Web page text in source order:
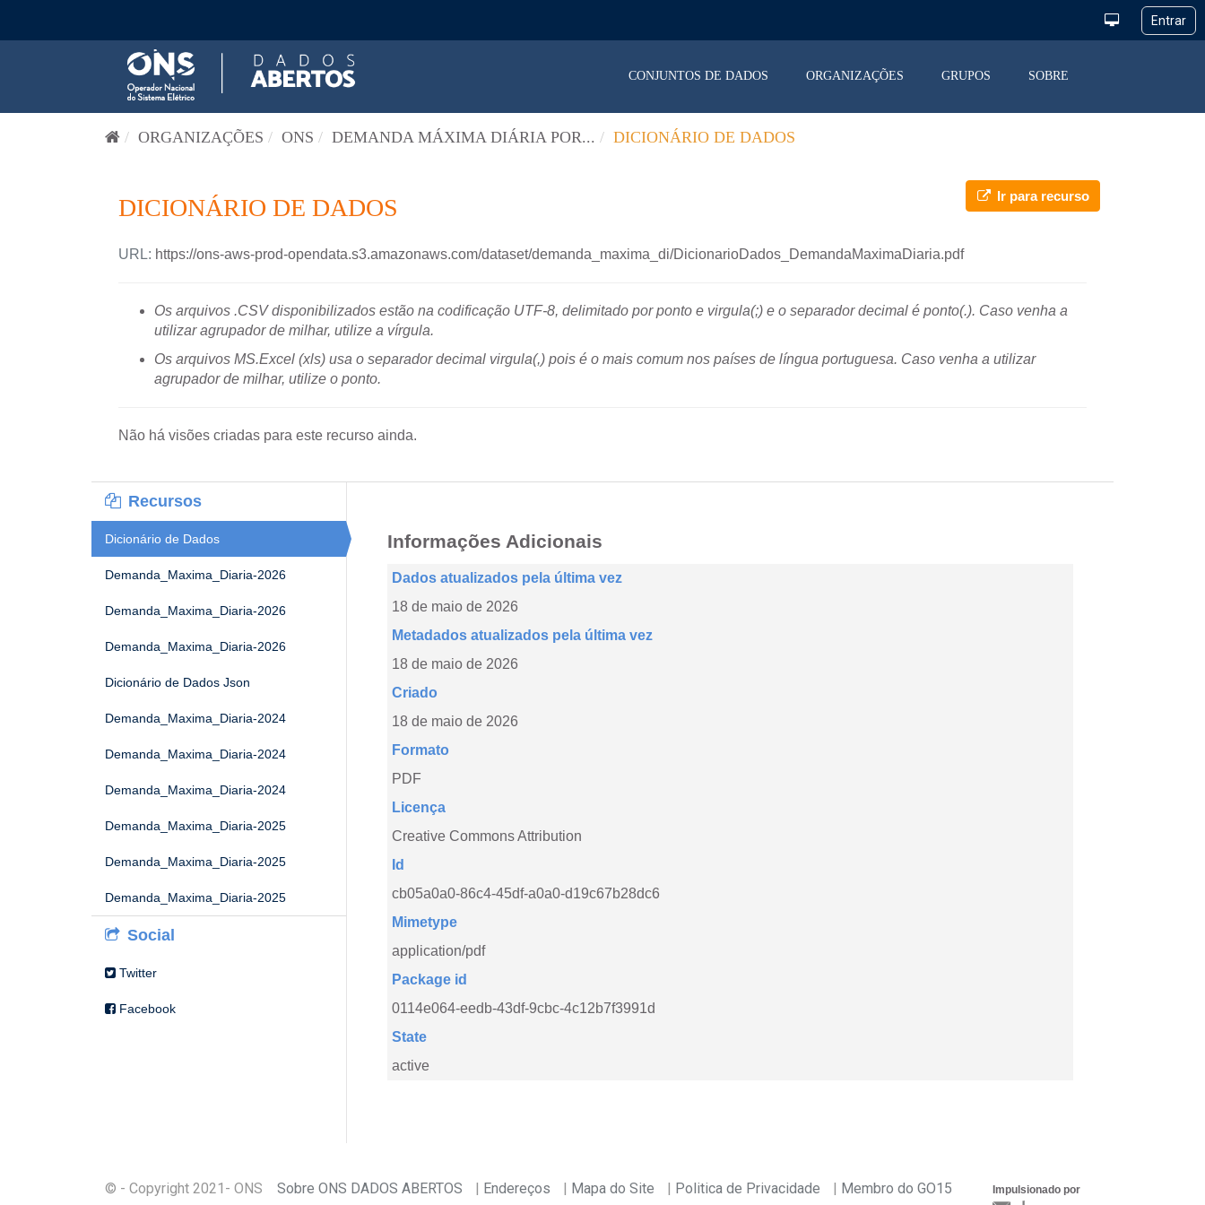
CONJUNTOS DE DADOS ORGANIZAÇÕES GRUPOS SOBRE
ORGANIZAÇÕES ONS DEMANDA MÁXIMA DIÁRIA POR... DICIONÁRIO DE DADOS
Ir para recurso
DICIONÁRIO DE DADOS
URL: https://ons-aws-prod-opendata.s3.amazonaws.com/dataset/demanda_maxima_di/DicionarioDados_DemandaMaximaDiaria.pdf
Os arquivos .CSV disponibilizados estão na codificação UTF-8, delimitado por ponto e virgula(;) e o separador decimal é ponto(.). Caso venha a
utilizar agrupador de milhar, utilize a vírgula.
Os arquivos MS.Excel (xls) usa o separador decimal virgula(,) pois é o mais comum nos países de língua portuguesa. Caso venha a utilizar
agrupador de milhar, utilize o ponto.
Não há visões criadas para este recurso ainda.
Recursos
Dicionário de Dados
Demanda_Maxima_Diaria-2026
Demanda_Maxima_Diaria-2026
Demanda_Maxima_Diaria-2026
Dicionário de Dados Json
Demanda_Maxima_Diaria-2024
Demanda_Maxima_Diaria-2024
Demanda_Maxima_Diaria-2024
Demanda_Maxima_Diaria-2025
Demanda_Maxima_Diaria-2025
Demanda_Maxima_Diaria-2025
Social
Twitter
Facebook
Informações Adicionais
Dados atualizados pela última vez
18 de maio de 2026
Metadados atualizados pela última vez
18 de maio de 2026
Criado
18 de maio de 2026
Formato
PDF
Licença
Creative Commons Attribution
Id
cb05a0a0-86c4-45df-a0a0-d19c67b28dc6
Mimetype
application/pdf
Package id
0114e064-eedb-43df-9cbc-4c12b7f3991d
State
active
© - Copyright 2021 - ONS Sobre ONS DADOS ABERTOS Endereços Mapa do Site Politica de Privacidade Membro do GO15 Impulsionado por